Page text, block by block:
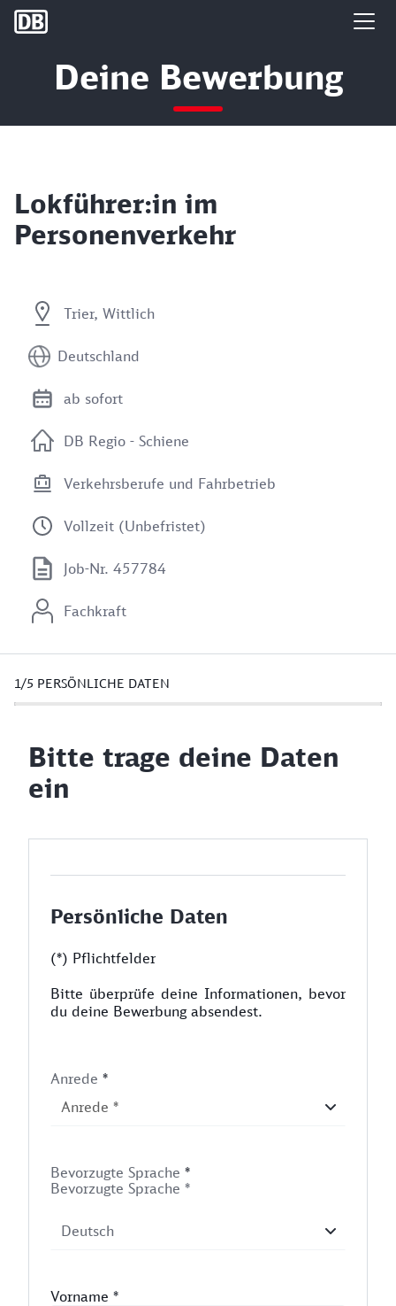
DB Group
Deine Bewerbung
Lokführer:in im
Personenverkehr
Trier, Wittlich
Deutschland
ab sofort
DB Regio - Schiene
Verkehrsberufe und Fahrbetrieb
Vollzeit (Unbefristet)
Job-Nr. 457784
Fachkraft
1/5 PERSÖNLICHE DATEN
Bitte trage deine Daten
ein
Persönliche Daten
(*) Pflichtfelder
Bitte überprüfe deine Informationen, bevor
du deine Bewerbung absendest.
Anrede *
Bevorzugte Sprache *
Bevorzugte Sprache *
Vorname *